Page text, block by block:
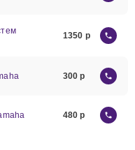
1350
300
480